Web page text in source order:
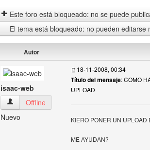
Este foro está bloqueado: no se puede
El tema está bloqueado: no pueden editarse
Autor
isaac-web
isaac-web Ver perfil del usuario
Offline
Nuevo
18-11-2008, 00:34
Título del mensaje: COMO
UPLOAD
KIERO PONER UN UPLOAD
ME AYUDAN?